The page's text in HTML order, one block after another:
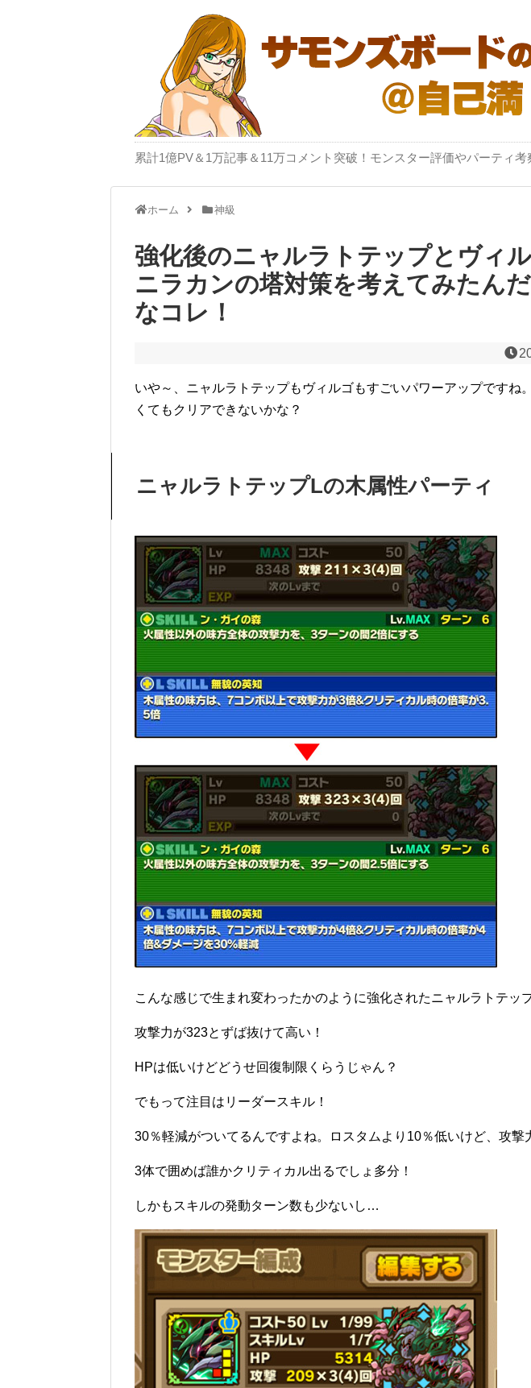
累計1億PV＆1万記事＆11万コメント突破！モンスター評価やパーティ
ホーム 神級
強化後のニャルラトテップとヴィ
ニラカンの塔対策を考えてみたん
なコレ！
いや～、ニャルラトテップもヴィルゴもすごいパワーアップですね
くてもクリアできないかな？
ニャルラトテップLの木属性パーティ
こんな感じで生まれ変わったかのように強化されたニャルラトテップ
攻撃力が323とずば抜けて高い！
HPは低いけどどうせ回復制限くらうじゃん？
でもって注目はリーダースキル！
30％軽減がついてるんですよね。ロスタムより10％低いけど、攻撃
3体で囲めば誰かクリティカル出るでしょ多分！
しかもスキルの発動ターン数も少ないし…